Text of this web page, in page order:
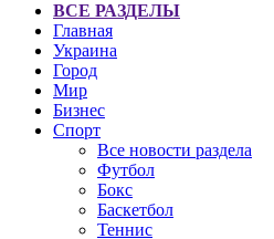
ВСЕ РАЗДЕЛЫ
Главная
Украина
Город
Мир
Бизнес
Спорт
Все новости раздела
Футбол
Бокс
Баскетбол
Теннис